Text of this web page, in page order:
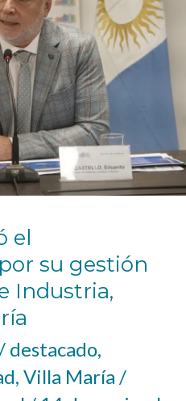
el
su gestión
Industria,
destacado,
,Villa María /